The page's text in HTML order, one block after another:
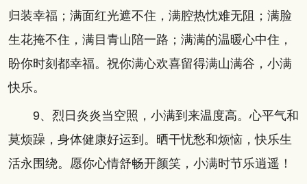
归装幸福；满面红光遮不住，满腔热忱难无阻；满脸
生花掩不住，满目青山陪一路；满满的温暖心中住，
盼你时刻都幸福。祝你满心欢喜留得满山满谷，小满
快乐。
9、烈日炎炎当空照，小满到来温度高。心平气和
莫烦躁，身体健康好运到。晒干忧愁和烦恼，快乐生
活永围绕。愿你心情舒畅开颜笑，小满时节乐逍遥！